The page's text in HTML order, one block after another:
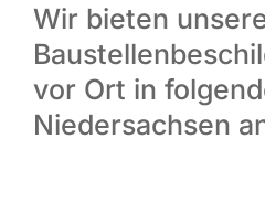
Wir bieten
vor Ort in
Niedersachsen